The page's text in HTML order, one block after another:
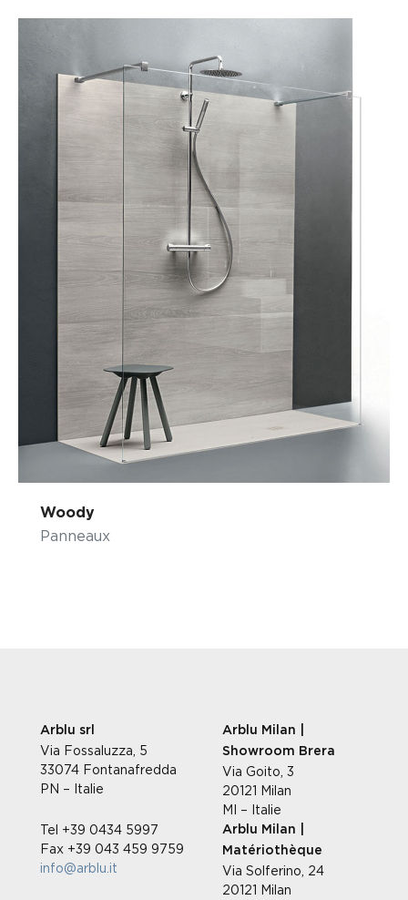
Woody
Panneaux
Arblu srl
Via Fossaluzza, 5
33074 Fontanafredda
PN – Italie
Tel +39 0434 5997
Fax +39 043 459 9759
info@arblu.it
Arblu Milan |
Showroom Brera
Via Goito, 3
20121 Milan
MI – Italie
Arblu Milan |
Matériothèque
Via Solferino, 24
20121 Milan